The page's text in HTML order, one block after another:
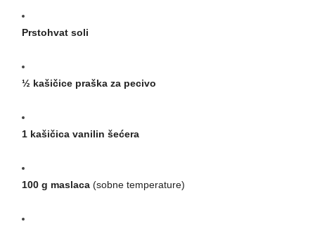
Prstohvat soli
½ kašičice praška za pecivo
1 kašičica vanilin šećera
100 g maslaca (sobne temperature)